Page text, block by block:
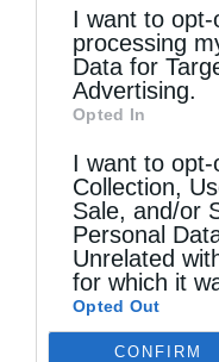
disclose it to
I want to opt-
processing
Data for
Advertising.
Opted In
I want to opt-
Collection,
Sale, and/or
Personal
Unrelated
for which it
Opted Out
CONFIRM
Ιερά Παράκληση
στην Πολυθέα...